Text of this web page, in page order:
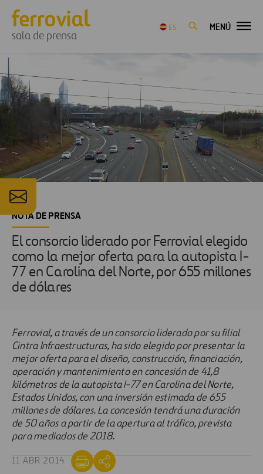
sala de prensa
ES MENÚ
NOTA DE PRENSA
El consorcio liderado por Ferrovial elegido
como la mejor oferta para la autopista I-
77 en Carolina del Norte, por 655 millones
de dólares
Ferrovial, a través de un consorcio liderado por su filial
Cintra Infraestructuras, ha sido elegido por presentar la
mejor oferta para el diseño, construcción, financiación,
operación y mantenimiento en concesión de 41,8
kilómetros de la autopista I-77 en Carolina del Norte,
Estados Unidos, con una inversión estimada de 655
millones de dólares. La concesión tendrá una duración
de 50 años a partir de la apertura al tráfico, prevista
para mediados de 2018.
11 ABR 2014